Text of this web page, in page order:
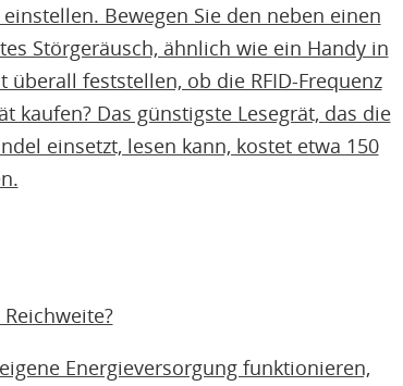
Bewegen Sie den neben einen
Störgeräusch, ähnlich wie ein Handy in
feststellen, ob die RFID-Frequenz
kaufen? Das günstigste Lesegrät, das die
einsetzt, lesen kann, kostet etwa 150
Energieversorgung funktionieren,